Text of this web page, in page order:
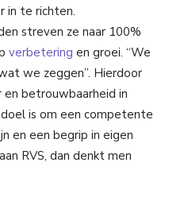
in te richten.
streven ze naar 100%
verbetering en groei. “We
we zeggen”. Hierdoor
betrouwbaarheid in
is om een competente
en een begrip in eigen
RVS, dan denkt men